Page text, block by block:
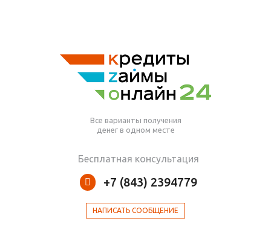
Все варианты получения
денег в одном месте
Бесплатная консультация
+7 (843) 2394779
НАПИСАТЬ СООБЩЕНИЕ